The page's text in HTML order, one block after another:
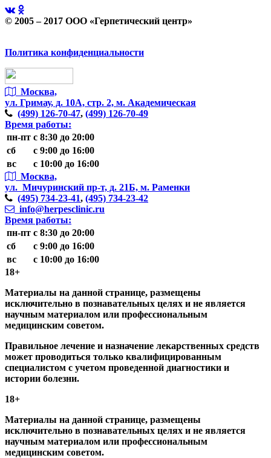
© 2005 – 2017 ООО «Герпетический центр»
Политика конфиденциальности
Москва,
ул. Гримау, д. 10А, стр. 2, м. Академическая
(499) 126-70-47, (499) 126-70-49
Время работы:
пн-пт с 8:30 до 20:00
сб
с 9:00 до 16:00
вс
с 10:00 до 16:00
Москва,
ул. Мичуринский пр-т, д. 21Б, м. Раменки
(495) 734-23-41, (495) 734-23-42
info@herpesclinic.ru
Время работы:
пн-пт с 8:30 до 20:00
сб
с 9:00 до 16:00
вс
с 10:00 до 16:00
18+
Материалы на данной странице, размещены
исключительно в познавательных целях и не является
научным материалом или профессиональным
медицинским советом.
Правильное лечение и назначение лекарственных средств
может проводиться только квалифицированным
специалистом с учетом проведенной диагностики и
истории болезни.
18+
Материалы на данной странице, размещены
исключительно в познавательных целях и не является
научным материалом или профессиональным
медицинским советом.